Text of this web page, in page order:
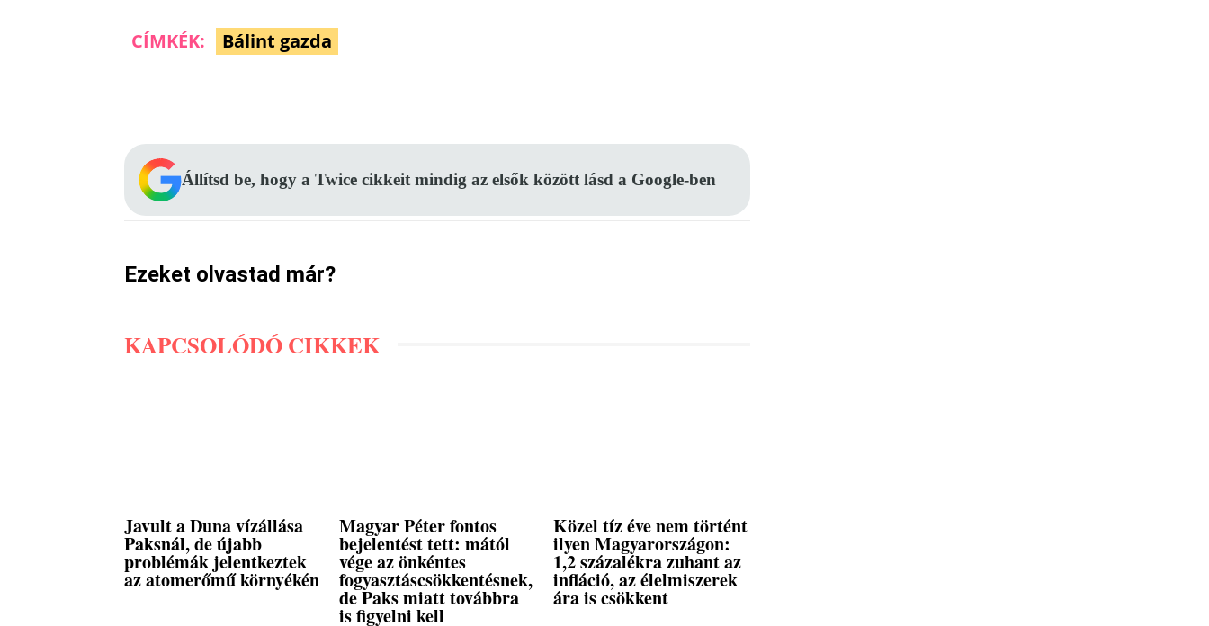
CÍMKÉK: Bálint gazda
Állítsd be, hogy a Twice cikkeit mindig az elsők között lásd a Google-ben
Ezeket olvastad már?
KAPCSOLÓDÓ CIKKEK
Javult a Duna vízállása
Paksnál, de újabb
problémák jelentkeztek
az atomerőmű környékén
Magyar Péter fontos
bejelentést tett: mától
vége az önkéntes
fogyasztáscsökkentésnek,
de Paks miatt továbbra
is figyelni kell
Közel tíz éve nem történt
ilyen Magyarországon:
1,2 százalékra zuhant az
infláció, az élelmiszerek
ára is csökkent